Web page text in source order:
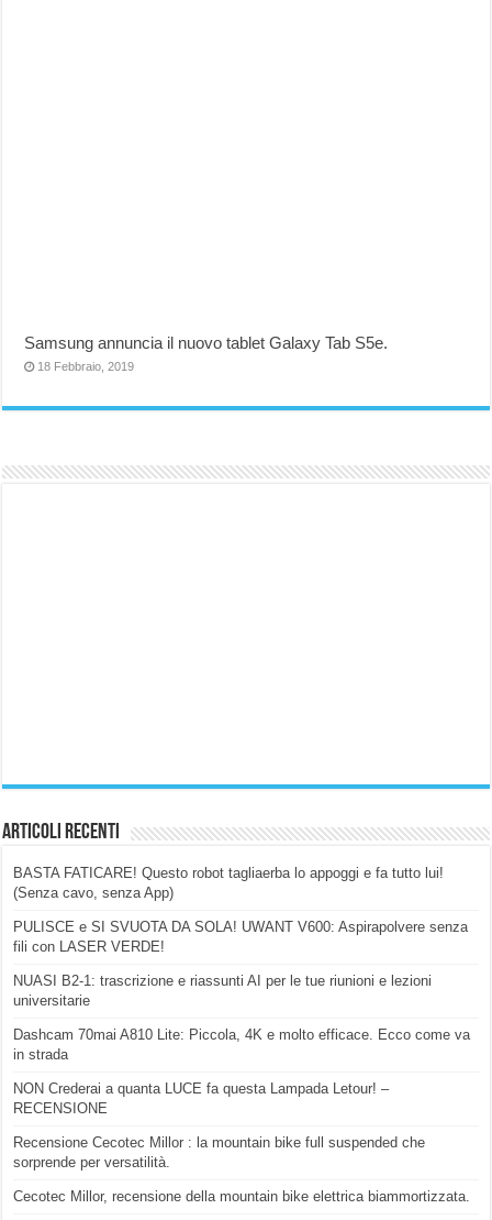
Samsung annuncia il nuovo tablet Galaxy Tab S5e.
18 Febbraio, 2019
Articoli Recenti
BASTA FATICARE! Questo robot tagliaerba lo appoggi e fa tutto lui!
(Senza cavo, senza App)
PULISCE e SI SVUOTA DA SOLA! UWANT V600: Aspirapolvere senza
fili con LASER VERDE!
NUASI B2-1: trascrizione e riassunti AI per le tue riunioni e lezioni
universitarie
Dashcam 70mai A810 Lite: Piccola, 4K e molto efficace. Ecco come va
in strada
NON Crederai a quanta LUCE fa questa Lampada Letour! –
RECENSIONE
Recensione Cecotec Millor : la mountain bike full suspended che
sorprende per versatilità.
Cecotec Millor, recensione della mountain bike elettrica biammortizzata.